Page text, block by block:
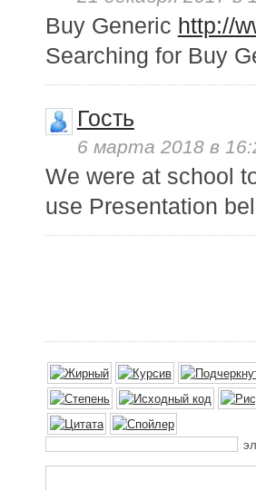
Buy Generic http://
Searching for Buy
Гость
6 марта 2018 в
We were at school
use Presentation